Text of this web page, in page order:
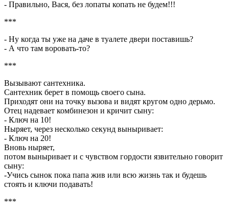
- Правильно, Вася, без лопаты копать не будем!!!
***
- Hу когда ты уже на даче в туалете двери поставишь?
- А что там воровать-то?
***
Вызывают сантехника.
Сантехник берет в помощь своего сына.
Приходят они на точку вызова и видят кругом одно дерьмо.
Отец надевает комбинезон и кричит сыну:
- Ключ на 10!
Ныряет, через несколько секунд выныривает:
- Ключ на 20!
Вновь ныряет,
потом выныривает и с чувством гордости язвительно говорит
сыну:
-Учись сынок пока папа жив или всю жизнь так и будешь
стоять и ключи подавать!
***